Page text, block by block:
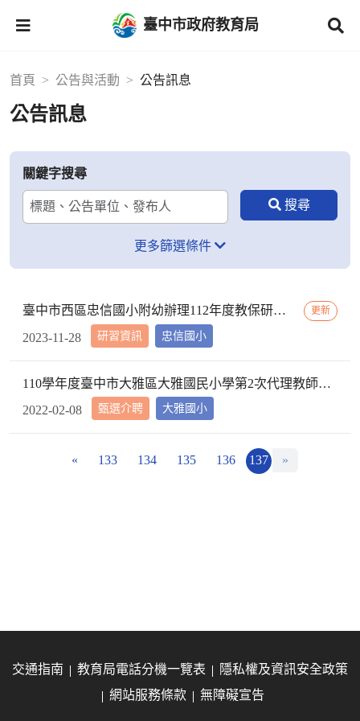
臺中市政府教育局
首頁 公告與活動 公告訊息
公告訊息
關鍵字搜尋
更多篩選條件
研習資訊
臺中市西區忠信國小附幼辦理112年度教保研習─ 「嬰幼用藥安全~就是「藥」你好好的」，請鼓勵貴校(園)教保服務人員踴躍參加 更新
忠信國小
2023-11-28
甄選介聘
110學年度臺中市大雅區大雅國民小學第2次代理教師甄選第2次招考結果公告
大雅國小
2022-02-08
« 133 134 135 136 137 »
交通指南 教育局電話分機一覽表
隱私權及資訊安全政策
網站服務條款
無障礙宣告